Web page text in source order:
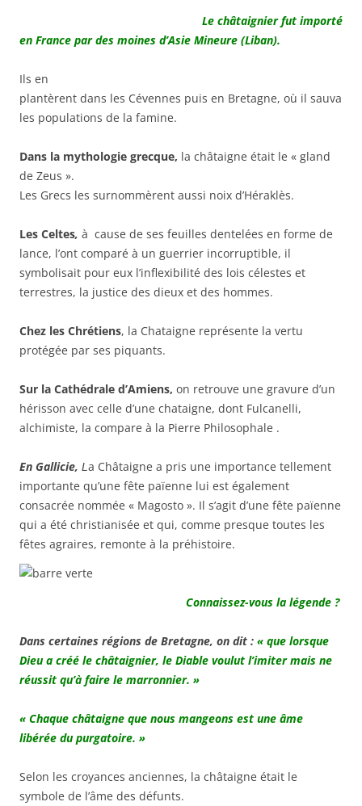
Le châtaignier fut importé
en France par des moines d’Asie Mineure (Liban).
Ils en
plantèrent dans les Cévennes puis en Bretagne, où il sauva
les populations de la famine.
Dans la mythologie grecque, la châtaigne était le « gland
de Zeus ».
Les Grecs les surnommèrent aussi noix d’Héraklès.
Les Celtes, à cause de ses feuilles dentelées en forme de
lance, l’ont comparé à un guerrier incorruptible, il
symbolisait pour eux l’inflexibilité des lois célestes et
terrestres, la justice des dieux et des hommes.
Chez les Chrétiens, la Chataigne représente la vertu
protégée par ses piquants.
Sur la Cathédrale d’Amiens, on retrouve une gravure d’un
hérisson avec celle d’une chataigne, dont Fulcanelli,
alchimiste, la compare à la Pierre Philosophale .
En Gallicie, L a Châtaigne a pris une importance tellement
importante qu’une fête païenne lui est également
consacrée nommée « Magosto ». Il s’agit d’une fête païenne
qui a été christianisée et qui, comme presque toutes les
fêtes agraires, remonte à la préhistoire.
Connaissez-vous la légende ?
Dans certaines régions de Bretagne, on dit : « que lorsque
Dieu a créé le châtaignier, le Diable voulut l’imiter mais ne
réussit qu’à faire le marronnier. »
« Chaque châtaigne que nous mangeons est une âme
libérée du purgatoire. »
Selon les croyances anciennes, la châtaigne était le
symbole de l’âme des défunts.